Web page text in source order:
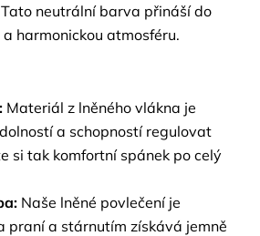
neutrální barva přináší do
harmonickou atmosféru.
Materiál z lněného vlákna je
a schopností regulovat
si tak komfortní spánek po celý
Naše lněné povlečení je
praní a stárnutím získává jemně